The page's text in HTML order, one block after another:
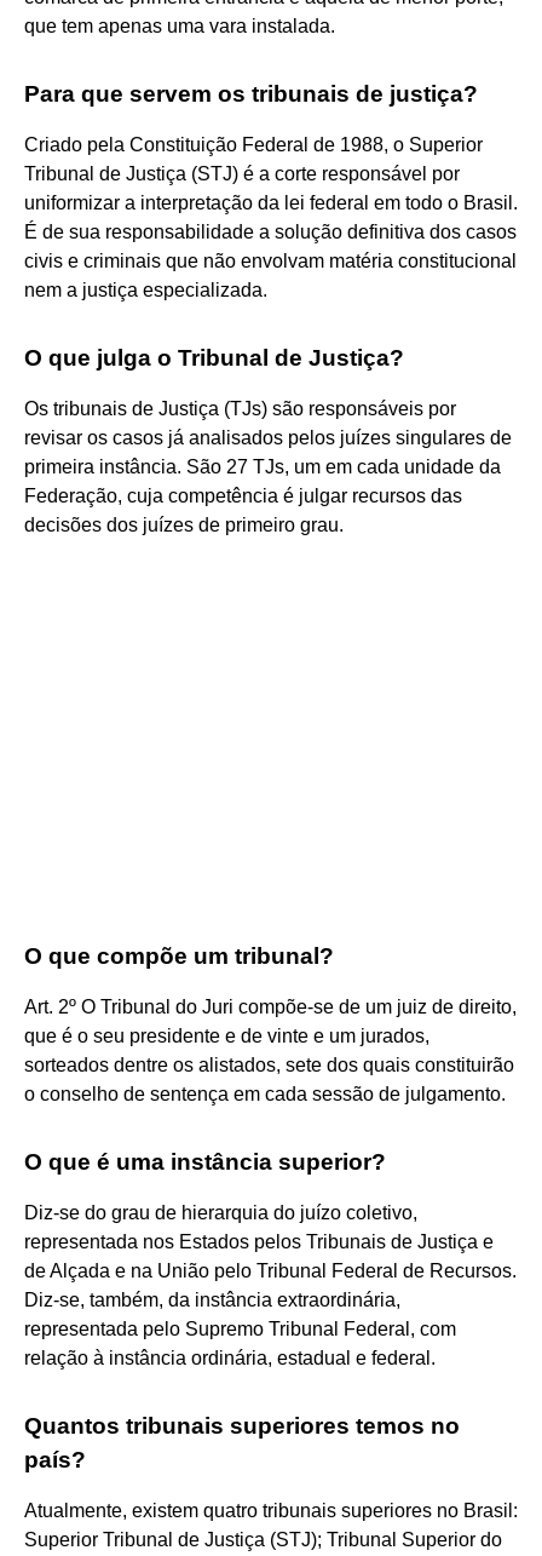
que tem apenas uma vara instalada.
Para que servem os tribunais de justiça?
Criado pela Constituição Federal de 1988, o Superior
Tribunal de Justiça (STJ) é a corte responsável por
uniformizar a interpretação da lei federal em todo o Brasil.
É de sua responsabilidade a solução definitiva dos casos
civis e criminais que não envolvam matéria constitucional
nem a justiça especializada.
O que julga o Tribunal de Justiça?
Os tribunais de Justiça (TJs) são responsáveis por
revisar os casos já analisados pelos juízes singulares de
primeira instância. São 27 TJs, um em cada unidade da
Federação, cuja competência é julgar recursos das
decisões dos juízes de primeiro grau.
O que compõe um tribunal?
Art. 2º O Tribunal do Juri compõe-se de um juiz de direito,
que é o seu presidente e de vinte e um jurados,
sorteados dentre os alistados, sete dos quais constituirão
o conselho de sentença em cada sessão de julgamento.
O que é uma instância superior?
Diz-se do grau de hierarquia do juízo coletivo,
representada nos Estados pelos Tribunais de Justiça e
de Alçada e na União pelo Tribunal Federal de Recursos.
Diz-se, também, da instância extraordinária,
representada pelo Supremo Tribunal Federal, com
relação à instância ordinária, estadual e federal.
Quantos tribunais superiores temos no
país?
Atualmente, existem quatro tribunais superiores no Brasil:
Superior Tribunal de Justiça (STJ); Tribunal Superior do